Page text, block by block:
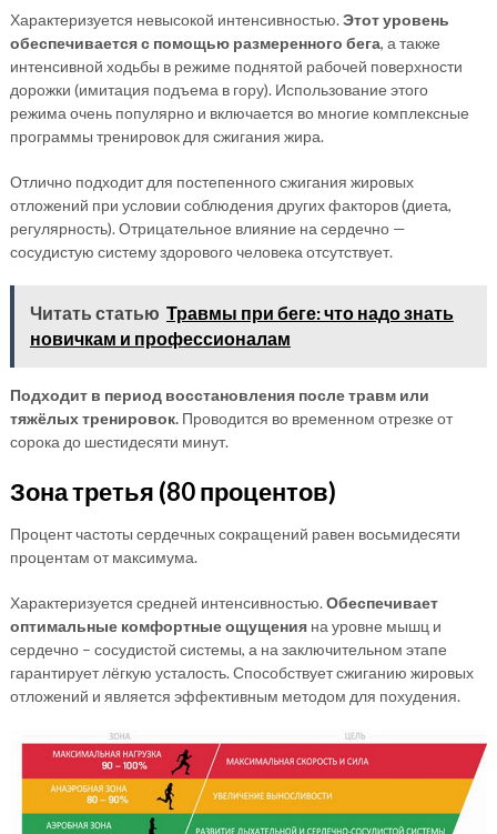
Характеризуется невысокой интенсивностью.Этот уровень
обеспечивается с помощью размеренного бега, а также
интенсивной ходьбы в режиме поднятой рабочей поверхности
дорожки (имитация подъема в гору). Использование этого
режима очень популярно и включается во многие комплексные
программы тренировок для сжигания жира.
Отлично подходит для постепенного сжигания жировых
отложений при условии соблюдения других факторов (диета,
регулярность). Отрицательное влияние на сердечно —
сосудистую систему здорового человека отсутствует.
Читать статью Травмы при беге: что надо знать
новичкам и профессионалам
Подходит в период восстановления после травм или
тяжёлых тренировок.Проводится во временном отрезке от
сорока до шестидесяти минут.
Зона третья (80 процентов)
Процент частоты сердечных сокращений равен восьмидесяти
процентам от максимума.
Характеризуется средней интенсивностью.Обеспечивает
оптимальные комфортные ощущенияна уровне мышц и
сердечно – сосудистой системы, а на заключительном этапе
гарантирует лёгкую усталость. Способствует сжиганию жировых
отложений и является эффективным методом для похудения.